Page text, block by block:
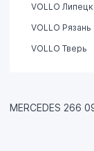
MERCEDES 266
VOLLO Липецк
VOLLO Рязань
VOLLO Тверь